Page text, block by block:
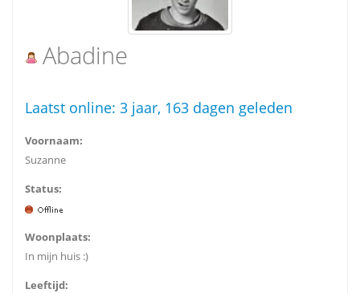
Abadine
Laatst online: 3 jaar, 163 dagen geleden
Voornaam:
Suzanne
Status:
Woonplaats:
In mijn huis :)
Leeftijd: